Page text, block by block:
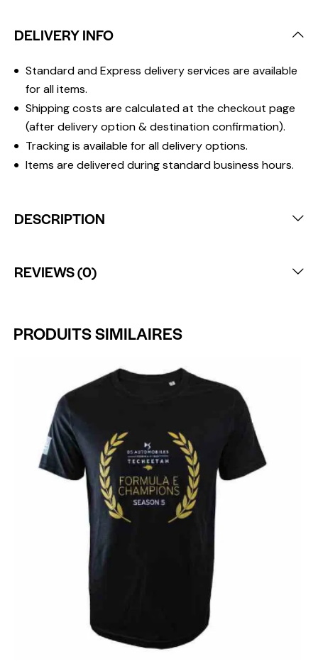
DELIVERY INFO
Standard and Express delivery services are available
for all items.
Shipping costs are calculated at the checkout page
(after delivery option & destination confirmation).
Tracking is available for all delivery options.
Items are delivered during standard business hours.
DESCRIPTION
REVIEWS (0)
PRODUITS SIMILAIRES